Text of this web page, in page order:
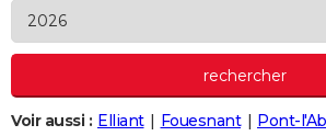
PHOTO
BONS PLANS
Voir aussi : Elliant Fouesnant Pont-